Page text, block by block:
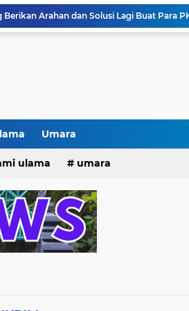
Acara KHOTAMAN DAN IMTIHAN ke ...XXVI
Umara
dan Maknanya
ulama umara
2025